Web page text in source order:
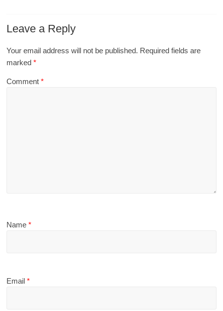
Leave a Reply
Your email address will not be published. Required fields are
marked*
Comment*
Name*
Email*